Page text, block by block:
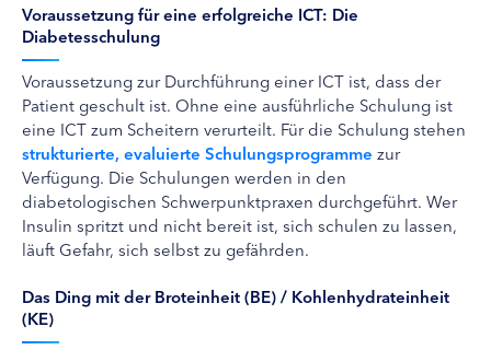
Voraussetzung für eine erfolgreiche ICT: Die
Diabetesschulung
Voraussetzung zur Durchführung einer ICT ist, dass der
Patient geschult ist. Ohne eine ausführliche Schulung ist
eine ICT zum Scheitern verurteilt. Für die Schulung stehen
strukturierte, evaluierte Schulungsprogramme zur
Verfügung. Die Schulungen werden in den
diabetologischen Schwerpunktpraxen durchgeführt. Wer
Insulin spritzt und nicht bereit ist, sich schulen zu lassen,
läuft Gefahr, sich selbst zu gefährden.
Das Ding mit der Broteinheit (BE) / Kohlenhydrateinheit
(KE)